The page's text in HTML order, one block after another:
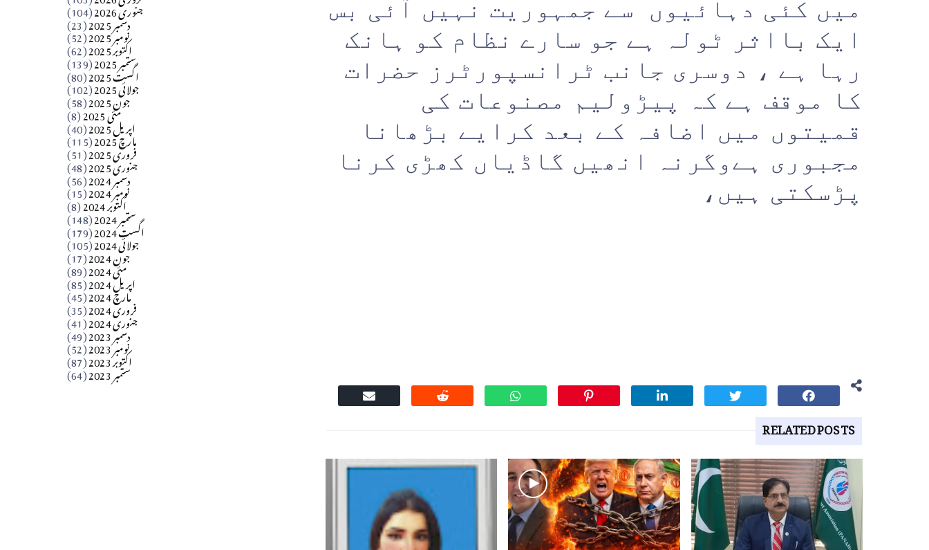
میں کئی دہائیوں سے جمہوریت نہیں آئی بس
ایک بااثر ٹولہ ہے جو سارے نظام کو ہانک
رہا ہے ، دوسری جانب ٹرانسپورٹرز حضرات
کا موقف ہے کہ پیڑولیم مصنوعات کی
قمیتوں میں اضافہ کے بعد کرایے بڑھانا
مجبوری ہےوگرنہ انھیں گاڈیاں کھڑی کرنا
پڑسکتی ہیں،
RELATED POSTS
آزاد کشمیر جیسے احتجاج کی ضرورت ہے؟
​تحریر: عاصم نواز طاہرخیلی (غازی/ہری پور)
جنوری 2026 (104) دسمبر 2025 (23) نومبر 2025 (52) اکتوبر 2025 (62) ستمبر 2025 (139) اگست 2025 (80) جولائی 2025 (102) جون 2025 (58) مئی 2025 (8) اپریل 2025 (40) مارچ 2025 (115) فروری 2025 (51) جنوری 2025 (48) دسمبر 2024 (56) نومبر 2024 (15) اکتوبر 2024 (8) ستمبر 2024 (148) اگست 2024 (179) جولائی 2024 (105) جون 2024 (17) مئی 2024 (89) اپریل 2024 (85) مارچ 2024 (45) فروری 2024 (35) جنوری 2024 (41) دسمبر 2023 (49) نومبر 2023 (52) اکتوبر 2023 (87) ستمبر 2023 (64)